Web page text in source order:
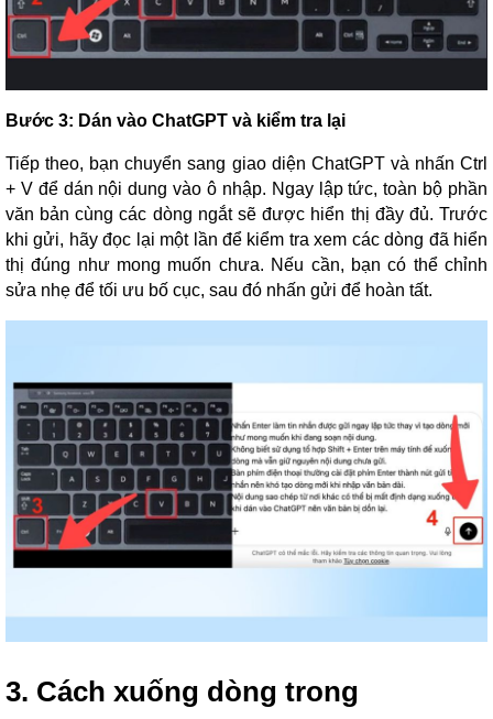
Bước 3: Dán vào ChatGPT và kiểm tra lại
Tiếp theo, bạn chuyển sang giao diện ChatGPT và nhấn Ctrl
+ V để dán nội dung vào ô nhập. Ngay lập tức, toàn bộ phần
văn bản cùng các dòng ngắt sẽ được hiển thị đầy đủ. Trước
khi gửi, hãy đọc lại một lần để kiểm tra xem các dòng đã hiển
thị đúng như mong muốn chưa. Nếu cần, bạn có thể chỉnh
sửa nhẹ để tối ưu bố cục, sau đó nhấn gửi để hoàn tất.
3. Cách xuống dòng trong